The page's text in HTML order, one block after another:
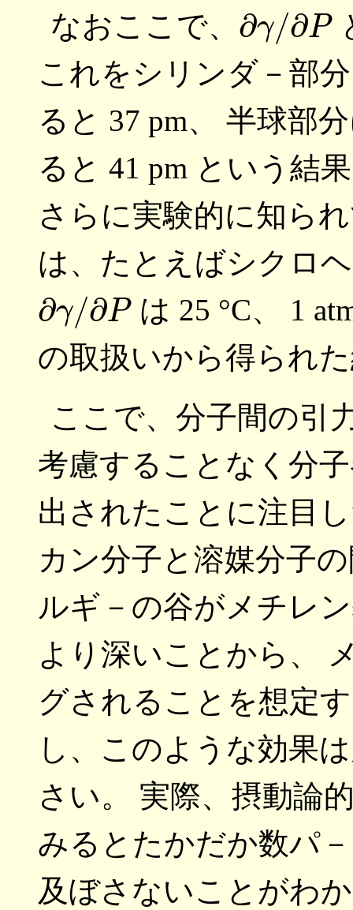
なおここで、 ∂ /∂P
これをシリンダ－部
ると 37 pm、 半球部
ると 41 pm という結
さらに実験的に知ら
は、たとえばシクロ
∂ /∂P は 25 °C、 1
の取扱いから得られ
ここで、分子間の引
考慮することなく分
出されたことに注目
カン分子と溶媒分子
ルギ－の谷がメチレ
より深いことから、
グされることを想定
し、このような効果
さい。 実際、摂動論
みるとたかだか数パ
及ぼさないことがわ